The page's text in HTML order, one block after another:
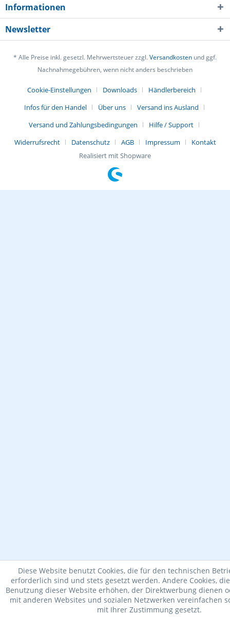
Informationen
Newsletter
* Alle Preise inkl. gesetzl. Mehrwertsteuer zzgl.Versandkosten und ggf.
Nachnahmegebühren, wenn nicht anders beschrieben
Cookie-Einstellungen Downloads
Händlerbereich
Infos für den Handel
Über uns
Versand ins Ausland
Versand und Zahlungsbedingungen
Hilfe / Support
Widerrufsrecht
Datenschutz AGB Impressum
Kontakt
Realisiert mit Shopware
Diese Website benutzt Cookies, die für den technischen
erforderlich sind und stets gesetzt werden. Andere Cookies,
Benutzung dieser Website erhöhen, der Direktwerbung dienen
mit anderen Websites und sozialen Netzwerken vereinfachen
mit Ihrer Zustimmung gesetzt.